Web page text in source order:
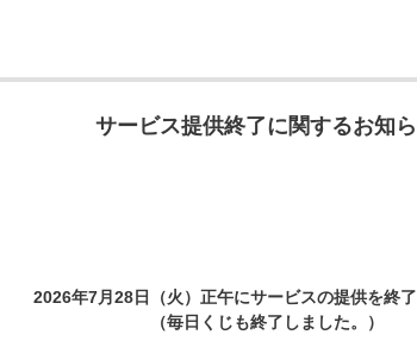
サービス提供終了に関するお知
2026年7月28日（火）正午にサービスの提供を終了
（毎日くじも終了しました。）